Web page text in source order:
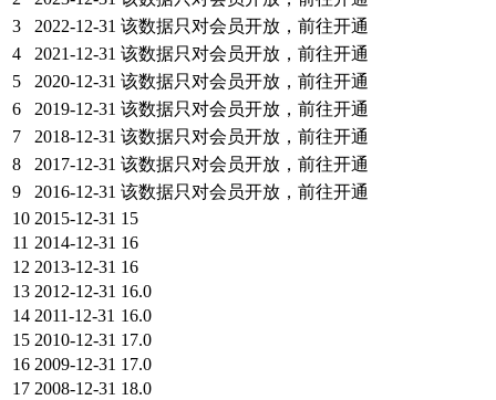
3
2022-12-31 该数据只对会员开放，前往开通
4
2021-12-31 该数据只对会员开放，前往开通
5
2020-12-31 该数据只对会员开放，前往开通
6
2019-12-31 该数据只对会员开放，前往开通
7
2018-12-31 该数据只对会员开放，前往开通
8
2017-12-31 该数据只对会员开放，前往开通
9
2016-12-31 该数据只对会员开放，前往开通
10 2015-12-31 15
11 2014-12-31 16
12 2013-12-31 16
13 2012-12-31 16.0
14 2011-12-31 16.0
15 2010-12-31 17.0
16 2009-12-31 17.0
17 2008-12-31 18.0